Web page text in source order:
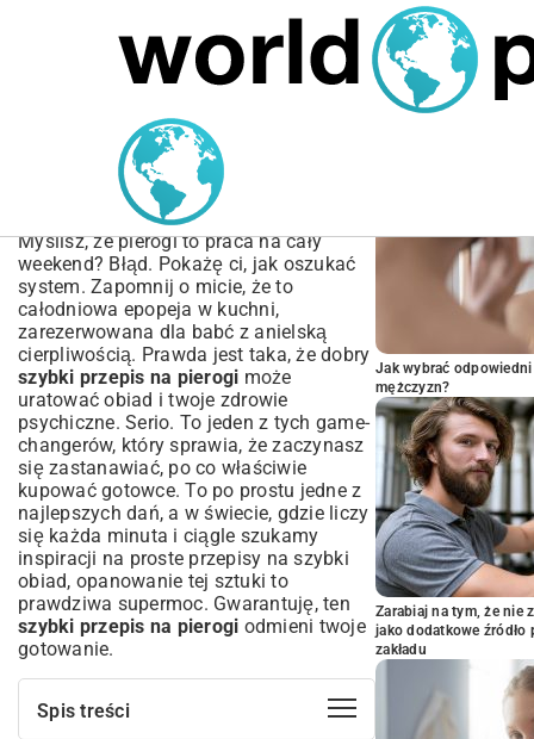
MARIUSZ ŁAMAGA 04.10.2025
Szybki przepis na pierogi
– Jak zrobić je w mniej niż
godzinę?
Myślisz, że pierogi to praca na cały
weekend? Błąd. Pokażę ci, jak oszukać
system. Zapomnij o micie, że to
całodniowa epopeja w kuchni,
zarezerwowana dla babć z anielską
cierpliwością. Prawda jest taka, że dobry
szybki przepis na pierogi może
uratować obiad i twoje zdrowie
psychiczne. Serio. To jeden z tych game-
changerów, który sprawia, że zaczynasz
się zastanawiać, po co właściwie
kupować gotowce. To po prostu jedne z
najlepszych dań, a w świecie, gdzie liczy
się każda minuta i ciągle szukamy
inspiracji na proste przepisy na szybki
obiad, opanowanie tej sztuki to
prawdziwa supermoc. Gwarantuję, ten
szybki przepis na pierogi odmieni twoje
gotowanie.
Spis treści
Jak wybrać
mężczyzn?
Zarabiaj na tym, że nie
jako dodatkowe
zakładu